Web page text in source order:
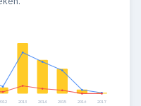
2013 2014 2015 2016 2017